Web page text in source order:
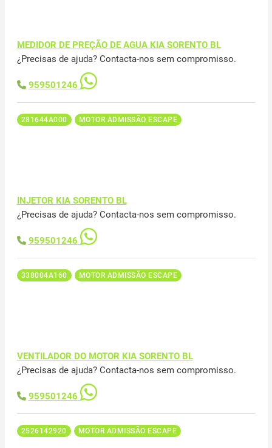
MEDIDOR DE PREÇÃO DE AGUA KIA SORENTO BL
¿Precisas de ajuda? Contacta-nos sem compromisso.
959501246
281644A000 MOTOR ADMISSÃO ESCAPE
INJETOR KIA SORENTO BL
¿Precisas de ajuda? Contacta-nos sem compromisso.
959501246
338004A160 MOTOR ADMISSÃO ESCAPE
VENTILADOR DO MOTOR KIA SORENTO BL
¿Precisas de ajuda? Contacta-nos sem compromisso.
959501246
2526142920 MOTOR ADMISSÃO ESCAPE